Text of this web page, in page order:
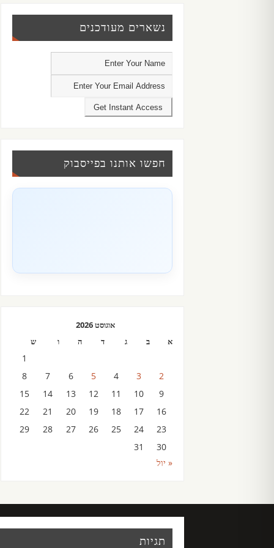
נשארים מעודכנים
חפשו אותנו בפייסבוק
אוגוסט 2026
א
ב ג ד ה ו ש
1
2
3
4
5
6
7
8
9
10
11
12
13
14
15
16
17
18
19
20
21
22
23
24
25
26
27
28
29
30
31
« יול
תגיות